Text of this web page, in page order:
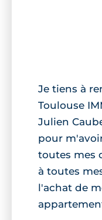
Je tiens à
Toulouse
Julien
pour
toutes mes
à toutes
l'achat de